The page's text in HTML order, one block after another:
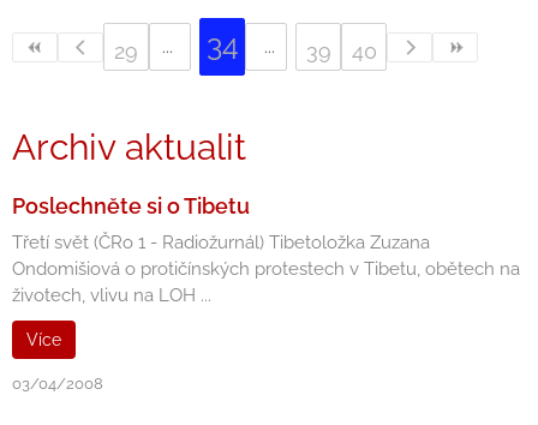
29 34 39 40
Archiv aktualit
Poslechněte si o Tibetu
Třetí svět (ČRo 1 - Radiožurnál) Tibetoložka Zuzana
Ondomišiová o protičínských protestech v Tibetu, obětech na
životech, vlivu na LOH ...
Více
03/04/2008